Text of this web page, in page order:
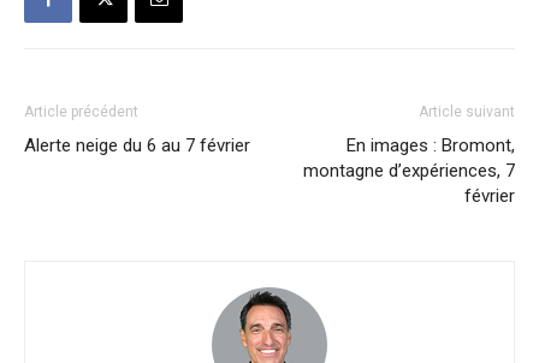
Article précédent
Alerte neige du 6 au 7 février
Article suivant
En images : Bromont,
montagne d’expériences, 7
février